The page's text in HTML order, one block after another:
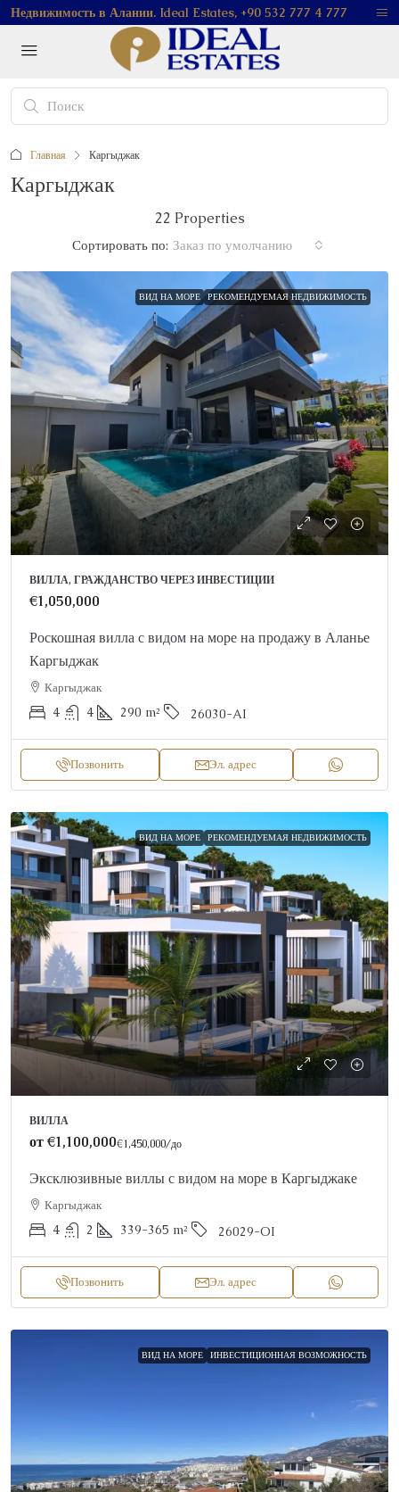
Недвижимость в Алании. Ideal Estates, +90 532 777 4 777
Главная Каргыджак
Каргыджак
22 Properties
Сортировать по: Заказ по умолчанию
ВИД НА МОРЕ РЕКОМЕНДУЕМАЯ НЕДВИЖИМОСТЬ
ВИЛЛА, ГРАЖДАНСТВО ЧЕРЕЗ ИНВЕСТИЦИИ
€1,050,000
Роскошная вилла с видом на море на продажу в Аланье
Каргыджак
Каргыджак
4 4 290 m² 26030-AI
Позвонить Эл. адрес
ВИД НА МОРЕ РЕКОМЕНДУЕМАЯ НЕДВИЖИМОСТЬ
ВИЛЛА
от€1,100,000€1,450,000/до
Эксклюзивные виллы с видом на море в Каргыджаке
Каргыджак
4 2 339-365 m² 26029-OI
Позвонить Эл. адрес
ВИД НА МОРЕ ИНВЕСТИЦИОННАЯ ВОЗМОЖНОСТЬ